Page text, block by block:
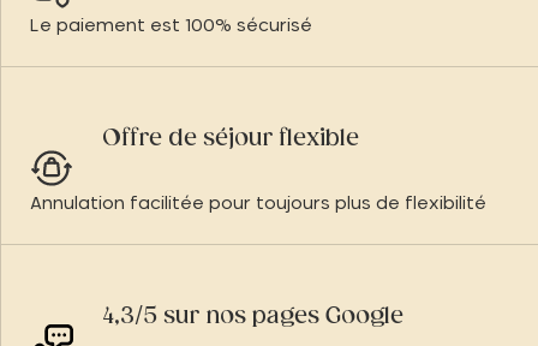
Le paiement est 100% sécurisé
Offre de séjour flexible
Annulation facilitée pour toujours plus de flexibilité
4,3/5 sur nos pages Google